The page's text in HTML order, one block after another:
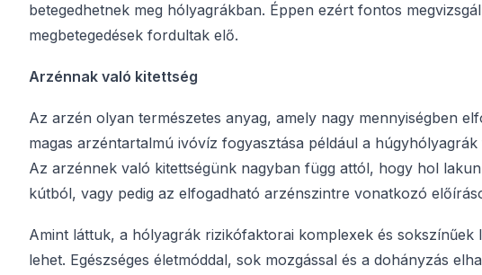
betegedhetnek meg hólyagrákban. Éppen ezért fontos
megbetegedések fordultak elő.
Arzénnak való kitettség
Az arzén olyan természetes anyag, amely nagy mennyiségben
magas arzéntartalmú ivóvíz fogyasztása például a
Az arzénnek való kitettségünk nagyban függ attól, hogy hol
kútból, vagy pedig az elfogadható arzénszintre vonatkozó
Amint láttuk, a hólyagrák rizikófaktorai komplexek és
lehet. Egészséges életmóddal, sok mozgással és a dohányzás